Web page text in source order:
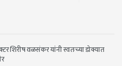
शिरीष वळसंकर यांनी स्वतःच्या डोक्यात